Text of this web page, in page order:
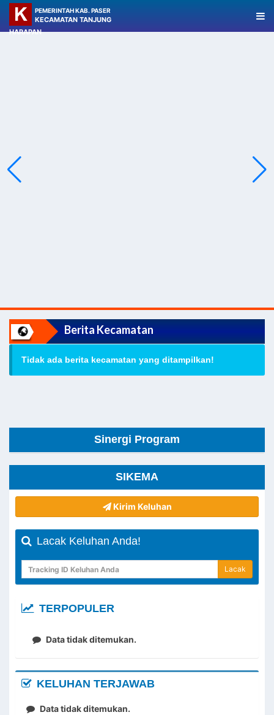
PEMERINTAH KAB. PASER
KECAMATAN TANJUNG
HARAPAN
Berita Kecamatan
Tidak ada berita kecamatan yang ditampilkan!
Sinergi Program
SIKEMA
Kirim Keluhan
Lacak Keluhan Anda!
Lacak
TERPOPULER
Data tidak ditemukan.
KELUHAN TERJAWAB
Data tidak ditemukan.